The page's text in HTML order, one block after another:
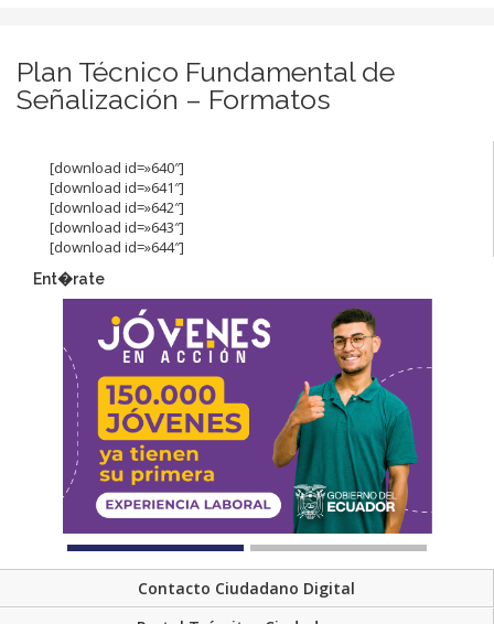
Plan Técnico Fundamental de
Señalización – Formatos
[download id=»640″]
[download id=»641″]
[download id=»642″]
[download id=»643″]
[download id=»644″]
Ent�rate
Contacto Ciudadano Digital